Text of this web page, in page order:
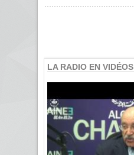
LA RADIO EN VIDÉOS